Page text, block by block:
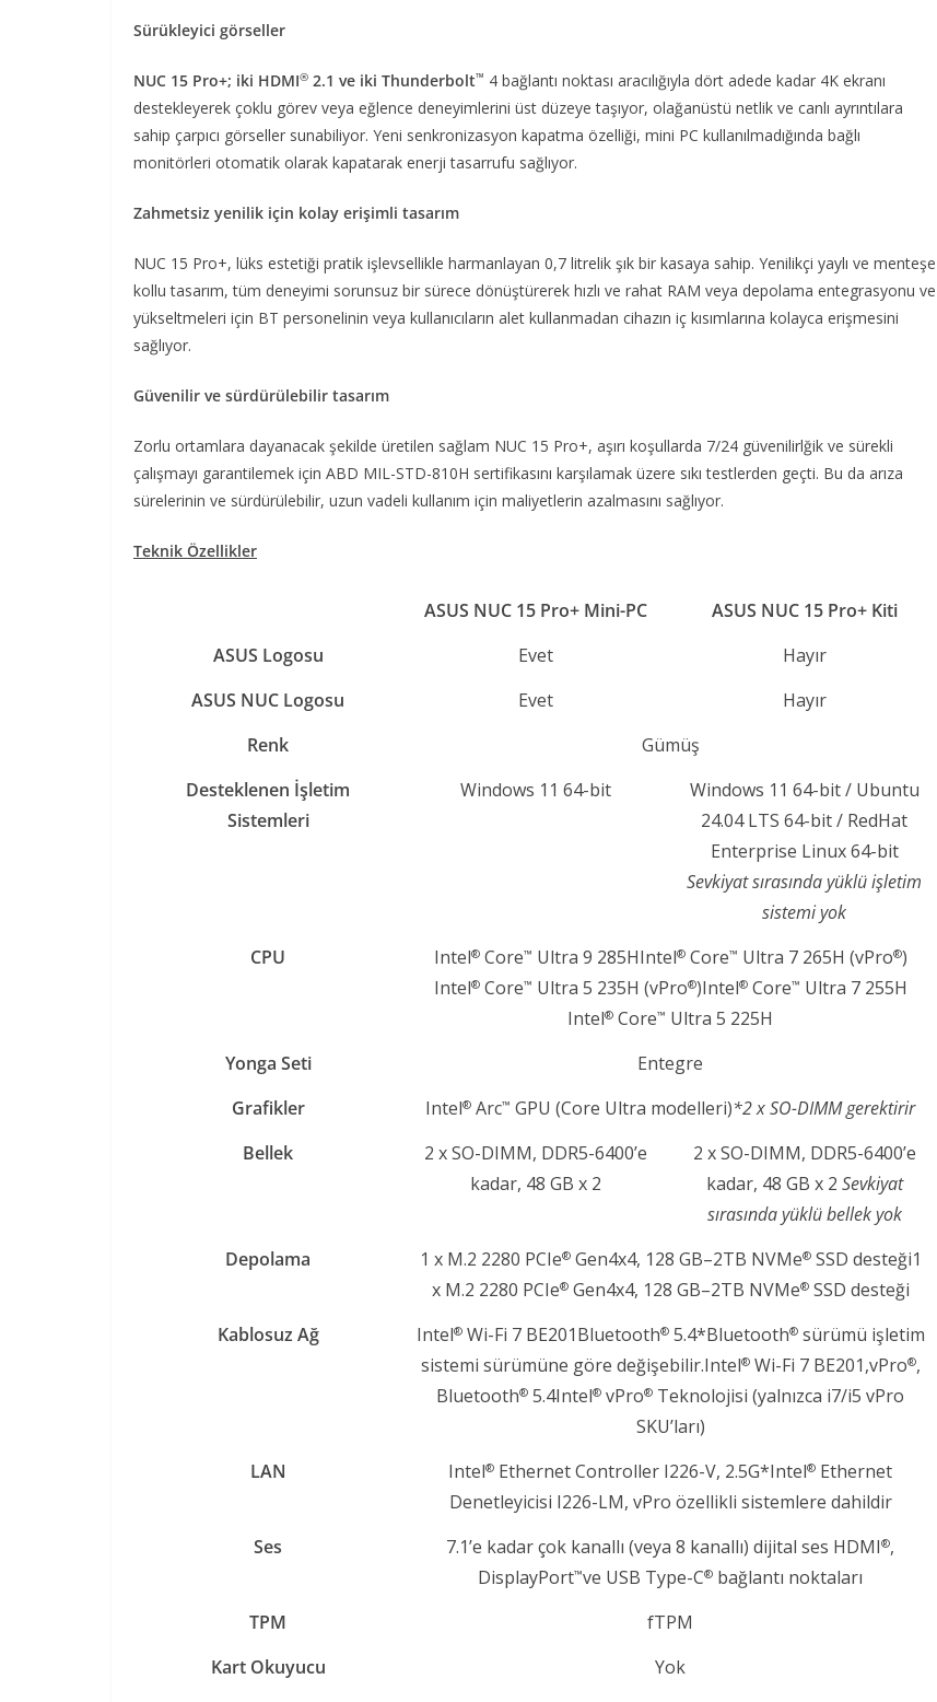
Sürükleyici görseller
NUC 15 Pro+; iki HDMI® 2.1 ve iki Thunderbolt™ 4 bağlantı noktası aracılığıyla dört adede kadar 4K ekranı
destekleyerek çoklu görev veya eğlence deneyimlerini üst düzeye taşıyor, olağanüstü netlik ve canlı ayrıntılara
sahip çarpıcı görseller sunabiliyor. Yeni senkronizasyon kapatma özelliği, mini PC kullanılmadığında bağlı
monitörleri otomatik olarak kapatarak enerji tasarrufu sağlıyor.
Zahmetsiz yenilik için kolay erişimli tasarım
NUC 15 Pro+, lüks estetiği pratik işlevsellikle harmanlayan 0,7 litrelik şık bir kasaya sahip. Yenilikçi yaylı ve menteşe
kollu tasarım, tüm deneyimi sorunsuz bir sürece dönüştürerek hızlı ve rahat RAM veya depolama entegrasyonu ve
yükseltmeleri için BT personelinin veya kullanıcıların alet kullanmadan cihazın iç kısımlarına kolayca erişmesini
sağlıyor.
Güvenilir ve sürdürülebilir tasarım
Zorlu ortamlara dayanacak şekilde üretilen sağlam NUC 15 Pro+, aşırı koşullarda 7/24 güvenilirlğik ve sürekli
çalışmayı garantilemek için ABD MIL-STD-810H sertifikasını karşılamak üzere sıkı testlerden geçti. Bu da arıza
sürelerinin ve sürdürülebilir, uzun vadeli kullanım için maliyetlerin azalmasını sağlıyor.
Teknik Özellikler
ASUS NUC 15 Pro+ Mini-PC​
ASUS NUC 15 Pro+ Kiti​
ASUS Logosu​
Evet​
Hayır​
ASUS NUC Logosu​
Evet​
Hayır​
Renk​
Gümüş​
Desteklenen İşletim
Sistemleri​
Windows 11 64-bit​
Windows 11 64-bit / Ubuntu
24.04 LTS 64-bit / RedHat
Enterprise Linux 64-bit​
Sevkiyat sırasında yüklü işletim
sistemi yok
CPU​
Intel®Core™ Ultra 9 285H​Intel®Core™ Ultra 7 265H (vPro®)​
Intel®Core™ Ultra 5 235H (vPro®)​Intel®Core™ Ultra 7 255H​
Intel® Core™ Ultra 5 225H​
Yonga Seti​
Entegre​
Grafikler​
Intel® Arc™ GPU (Core Ultra modelleri)*2 x SO-DIMM gerektirir​
Bellek​
2 x SO-DIMM, DDR5-6400’e
kadar, 48 GB x 2​
2 x SO-DIMM, DDR5-6400’e
kadar, 48 GB x 2​ Sevkiyat
sırasında yüklü bellek yok
Depolama​
1 x M.2 2280 PCIe®Gen4x4, 128 GB–2TB NVMe®SSD desteği1
x M.2 2280 PCIe®Gen4x4, 128 GB–2TB NVMe®SSD desteği
Kablosuz Ağ​
Intel®Wi-Fi 7 BE201Bluetooth®5.4*Bluetooth®sürümü işletim
sistemi sürümüne göre değişebilir.Intel®Wi-Fi 7 BE201,vPro®,
Bluetooth® 5.4Intel® vPro® Teknolojisi (yalnızca i7/i5 vPro
SKU’ları)
LAN​
Intel® Ethernet Controller I226-V, 2.5G*Intel® Ethernet
Denetleyicisi I226-LM, vPro özellikli sistemlere dahildir
Ses​
7.1’e kadar çok kanallı (veya 8 kanallı) dijital ses ​HDMI®,
DisplayPort™ve USB Type-C® bağlantı noktaları​
TPM​
fTPM​
Kart Okuyucu​
Yok​